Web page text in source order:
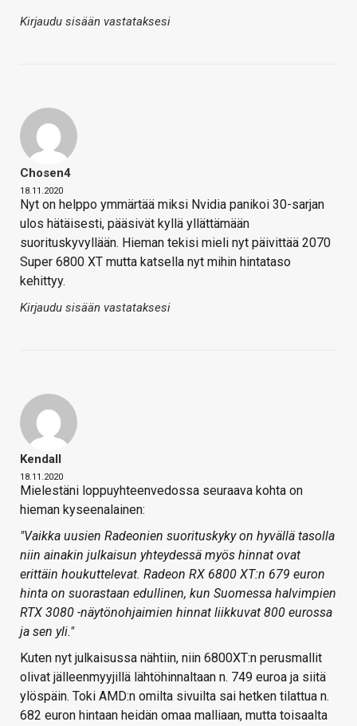
Kirjaudu sisään vastataksesi
Chosen4
18.11.2020
Nyt on helppo ymmärtää miksi Nvidia panikoi 30-sarjan
ulos hätäisesti, pääsivät kyllä yllättämään
suorituskyvyllään. Hieman tekisi mieli nyt päivittää 2070
Super 6800 XT mutta katsella nyt mihin hintataso
kehittyy.
Kirjaudu sisään vastataksesi
Kendall
18.11.2020
Mielestäni loppuyhteenvedossa seuraava kohta on
hieman kyseenalainen:
"Vaikka uusien Radeonien suorituskyky on hyvällä tasolla
niin ainakin julkaisun yhteydessä myös hinnat ovat
erittäin houkuttelevat. Radeon RX 6800 XT:n 679 euron
hinta on suorastaan edullinen, kun Suomessa halvimpien
RTX 3080 -näytönohjaimien hinnat liikkuvat 800 eurossa
ja sen yli."
Kuten nyt julkaisussa nähtiin, niin 6800XT:n perusmallit
olivat jälleenmyyjillä lähtöhinnaltaan n. 749 euroa ja siitä
ylöspäin. Toki AMD:n omilta sivuilta sai hetken tilattua n.
682 euron hintaan heidän omaa malliaan, mutta toisaalta